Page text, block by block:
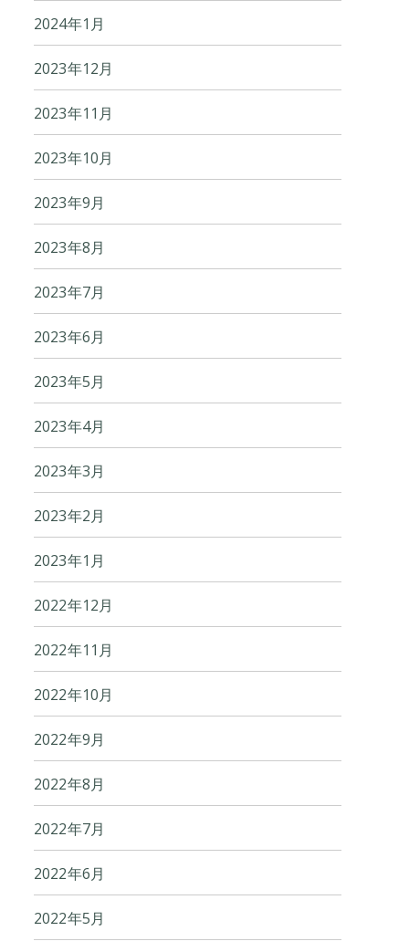
2024年1月
2023年12月
2023年11月
2023年10月
2023年9月
2023年8月
2023年7月
2023年6月
2023年5月
2023年4月
2023年3月
2023年2月
2023年1月
2022年12月
2022年11月
2022年10月
2022年9月
2022年8月
2022年7月
2022年6月
2022年5月